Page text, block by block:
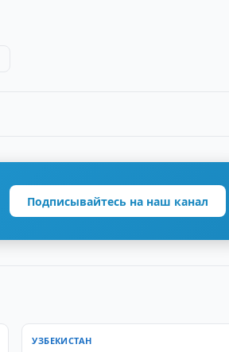
Подписывайтесь на наш канал
УЗБЕКИСТАН